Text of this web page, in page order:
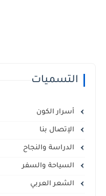
التسميات
أسرار الكون
الإتصال بنا
الدراسة والنجاح
السياحة والسفر
الشعر العربي